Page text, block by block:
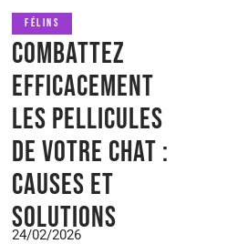
FÉLINS
Combattez
efficacement
les pellicules
de votre chat :
causes et
solutions
24/02/2026